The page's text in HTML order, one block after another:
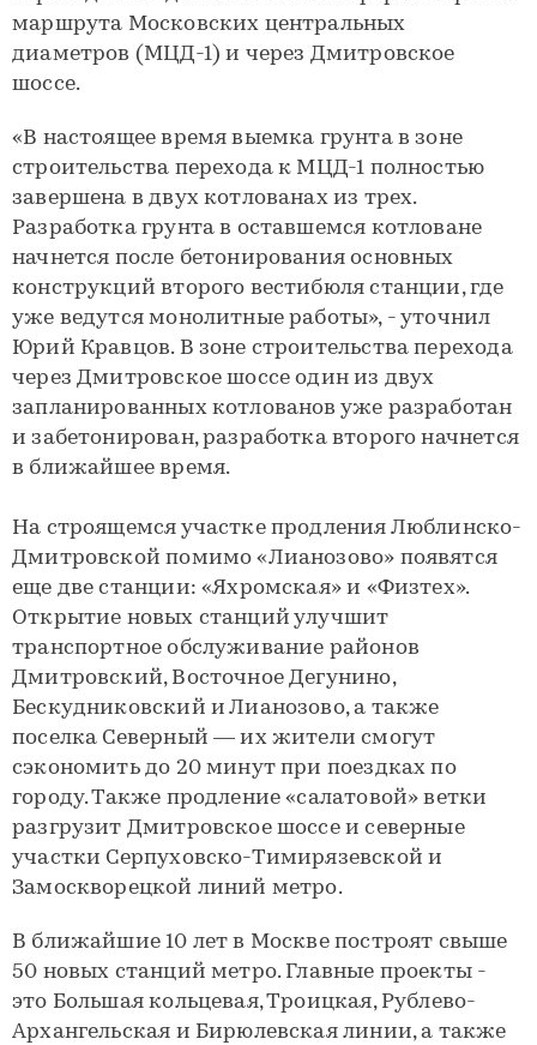
маршрута Московских центральных
диаметров (МЦД-1) и через Дмитровское
шоссе.
«В настоящее время выемка грунта в зоне
строительства перехода к МЦД-1 полностью
завершена в двух котлованах из трех.
Разработка грунта в оставшемся котловане
начнется после бетонирования основных
конструкций второго вестибюля станции, где
уже ведутся монолитные работы», - уточнил
Юрий Кравцов. В зоне строительства перехода
через Дмитровское шоссе один из двух
запланированных котлованов уже разработан
и забетонирован, разработка второго начнется
в ближайшее время.
На строящемся участке продления Люблинско-
Дмитровской помимо «Лианозово» появятся
еще две станции: «Яхромская» и «Физтех».
Открытие новых станций улучшит
транспортное обслуживание районов
Дмитровский, Восточное Дегунино,
Бескудниковский и Лианозово, а также
поселка Северный — их жители смогут
сэкономить до 20 минут при поездках по
городу. Также продление «салатовой» ветки
разгрузит Дмитровское шоссе и северные
участки Серпуховско-Тимирязевской и
Замоскворецкой линий метро.
В ближайшие 10 лет в Москве построят свыше
50 новых станций метро. Главные проекты -
это Большая кольцевая, Троицкая, Рублево-
Архангельская и Бирюлевская линии, а также